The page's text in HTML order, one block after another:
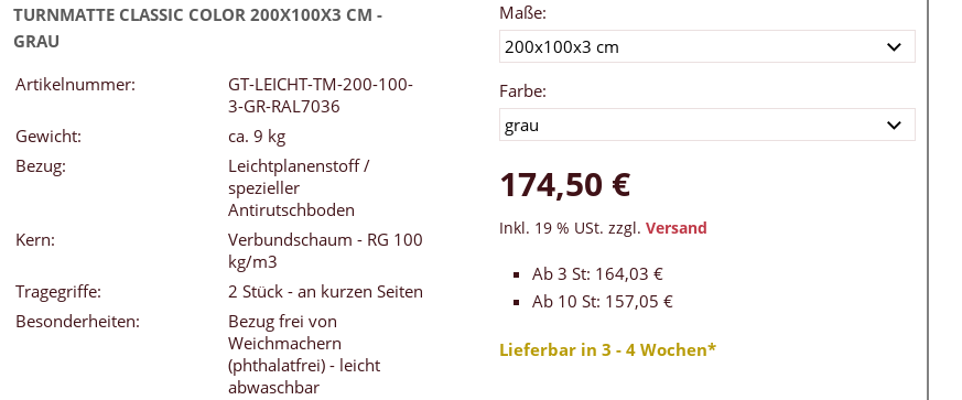
TURNMATTE CLASSIC COLOR 200X100X3 CM -
GRAU
Artikelnummer:
GT-LEICHT-TM-200-100-
3-GR-RAL7036
Gewicht:
ca. 9 kg
Bezug:
Leichtplanenstoff /
spezieller
Antirutschboden
Kern:
Verbundschaum - RG 100
kg/m3
Tragegriffe:
2 Stück - an kurzen Seiten
Besonderheiten:
Bezug frei von
Weichmachern
(phthalatfrei) - leicht
abwaschbar
Maße:
Farbe:
174,50 €
Inkl. 19 % USt. zzgl. Versand
Ab 3 St: 164,03 €
Ab 10 St: 157,05 €
Lieferbar in 3 - 4 Wochen*